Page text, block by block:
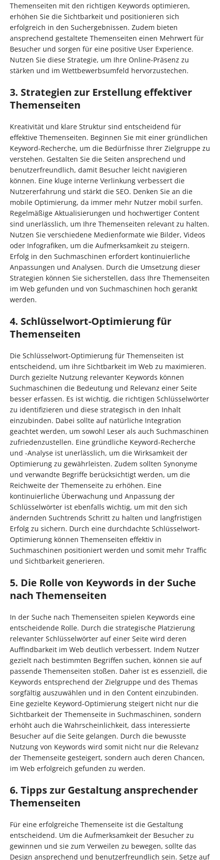
Themenseiten mit den richtigen Keywords optimieren,
erhöhen Sie die Sichtbarkeit und positionieren sich
erfolgreich in den Suchergebnissen. Zudem bieten
ansprechend gestaltete Themenseiten einen Mehrwert für
Besucher und sorgen für eine positive User Experience.
Nutzen Sie diese Strategie, um Ihre Online-Präsenz zu
stärken und im Wettbewerbsumfeld hervorzustechen.
3. Strategien zur Erstellung effektiver
Themenseiten
Kreativität und klare Struktur sind entscheidend für
effektive Themenseiten. Beginnen Sie mit einer gründlichen
Keyword-Recherche, um die Bedürfnisse Ihrer Zielgruppe zu
verstehen. Gestalten Sie die Seiten ansprechend und
benutzerfreundlich, damit Besucher leicht navigieren
können. Eine kluge interne Verlinkung verbessert die
Nutzererfahrung und stärkt die SEO. Denken Sie an die
mobile Optimierung, da immer mehr Nutzer mobil surfen.
Regelmäßige Aktualisierungen und hochwertiger Content
sind unerlässlich, um Ihre Themenseiten relevant zu halten.
Nutzen Sie verschiedene Medienformate wie Bilder, Videos
oder Infografiken, um die Aufmerksamkeit zu steigern.
Erfolg in den Suchmaschinen erfordert kontinuierliche
Anpassungen und Analysen. Durch die Umsetzung dieser
Strategien können Sie sicherstellen, dass Ihre Themenseiten
im Web gefunden und von Suchmaschinen hoch gerankt
werden.
4. Schlüsselwort-Optimierung für
Themenseiten
Die Schlüsselwort-Optimierung für Themenseiten ist
entscheidend, um ihre Sichtbarkeit im Web zu maximieren.
Durch gezielte Nutzung relevanter Keywords können
Suchmaschinen die Bedeutung und Relevanz einer Seite
besser erfassen. Es ist wichtig, die richtigen Schlüsselwörter
zu identifizieren und diese strategisch in den Inhalt
einzubinden. Dabei sollte auf natürliche Integration
geachtet werden, um sowohl Leser als auch Suchmaschinen
zufriedenzustellen. Eine gründliche Keyword-Recherche
und -Analyse ist unerlässlich, um die Wirksamkeit der
Optimierung zu gewährleisten. Zudem sollten Synonyme
und verwandte Begriffe berücksichtigt werden, um die
Reichweite der Themenseite zu erhöhen. Eine
kontinuierliche Überwachung und Anpassung der
Schlüsselwörter ist ebenfalls wichtig, um mit den sich
ändernden Suchtrends Schritt zu halten und langfristigen
Erfolg zu sichern. Durch eine durchdachte Schlüsselwort-
Optimierung können Themenseiten effektiv in
Suchmaschinen positioniert werden und somit mehr Traffic
und Sichtbarkeit generieren.
5. Die Rolle von Keywords in der Suche
nach Themenseiten
In der Suche nach Themenseiten spielen Keywords eine
entscheidende Rolle. Durch die strategische Platzierung
relevanter Schlüsselwörter auf einer Seite wird deren
Auffindbarkeit im Web deutlich verbessert. Indem Nutzer
gezielt nach bestimmten Begriffen suchen, können sie auf
passende Themenseiten stoßen. Daher ist es essenziell, die
Keywords entsprechend der Zielgruppe und des Themas
sorgfältig auszuwählen und in den Content einzubinden.
Eine gezielte Keyword-Optimierung steigert nicht nur die
Sichtbarkeit der Themenseite in Suchmaschinen, sondern
erhöht auch die Wahrscheinlichkeit, dass interessierte
Besucher auf die Seite gelangen. Durch die bewusste
Nutzung von Keywords wird somit nicht nur die Relevanz
der Themenseite gesteigert, sondern auch deren Chancen,
im Web erfolgreich gefunden zu werden.
6. Tipps zur Gestaltung ansprechender
Themenseiten
Für eine erfolgreiche Themenseite ist die Gestaltung
entscheidend. Um die Aufmerksamkeit der Besucher zu
gewinnen und sie zum Verweilen zu bewegen, sollte das
Design ansprechend und benutzerfreundlich sein. Setze auf